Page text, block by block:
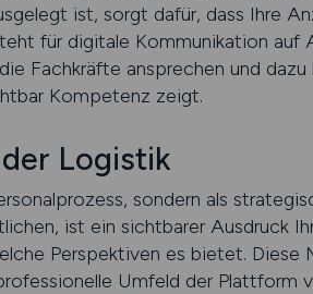
ist, sorgt dafür, dass Ihre
für digitale Kommunikation auf
Fachkräfte ansprechen und
Kompetenz zeigt.
Logistik
sondern als
ist ein sichtbarer Ausdruck
Perspektiven es bietet. Diese
Umfeld der Plattform